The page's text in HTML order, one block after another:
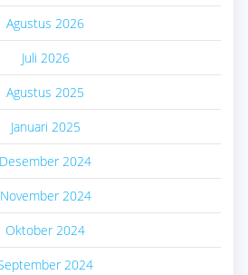
Agustus 2026
Juli 2026
Agustus 2025
Januari 2025
Desember 2024
November 2024
Oktober 2024
2024